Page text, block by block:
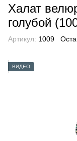
Халат
голубой
Артикул: 1009
ВИДЕО